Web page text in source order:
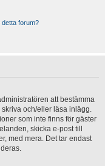
detta forum?
att bestämma
och/eller läsa inlägg.
som inte finns för gäster
skicka e-post till
med mera. Det tar endast